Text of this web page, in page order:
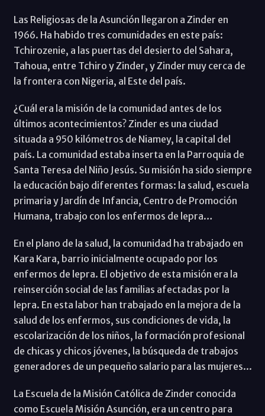
Las Religiosas de la Asunción llegaron a Zinder en
1966. Ha habido tres comunidades en este país:
Tchirozenie, a las puertas del desierto del Sahara,
Tahoua, entre Tchiro y Zinder, y Zinder muy cerca de
la frontera con Nigeria, al Este del país.
¿Cuál era la misión de la comunidad antes de los
últimos acontecimientos? Zinder es una ciudad
situada a 950 kilómetros de Niamey, la capital del
país. La comunidad estaba inserta en la Parroquia de
Santa Teresa del Niño Jesús. Su misión ha sido siempre
la educación bajo diferentes formas: la salud, escuela
primaria y Jardín de Infancia, Centro de Promoción
Humana, trabajo con los enfermos de lepra…
En el plano de la salud, la comunidad ha trabajado en
Kara Kara, barrio inicialmente ocupado por los
enfermos de lepra. El objetivo de esta misión era la
reinserción social de las familias afectadas por la
lepra. En esta labor han trabajado en la mejora de la
salud de los enfermos, sus condiciones de vida, la
escolarización de los niños, la formación profesional
de chicas y chicos jóvenes, la búsqueda de trabajos
generadores de un pequeño salario para las mujeres...
La Escuela de la Misión Católica de Zinder conocida
como Escuela Misión Asunción, era un centro para